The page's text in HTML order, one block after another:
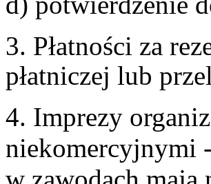
3. Płatności za
płatniczej lub
4. Imprezy
niekomercyjnymi